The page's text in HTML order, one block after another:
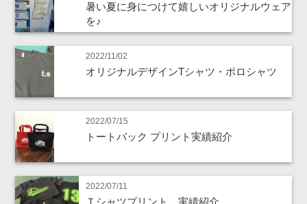
暑い夏に身につけて嬉しいオリジナルウェア
を♪
2022/11/02
オリジナルデザインTシャツ・ポロシャツ
2022/07/15
トートバック プリント実績紹介
2022/07/11